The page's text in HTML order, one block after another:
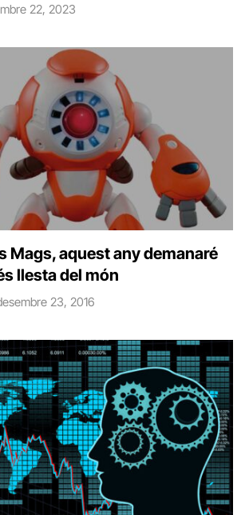
22, 2023
Mags, aquest any demanaré
llesta del món
23, 2016